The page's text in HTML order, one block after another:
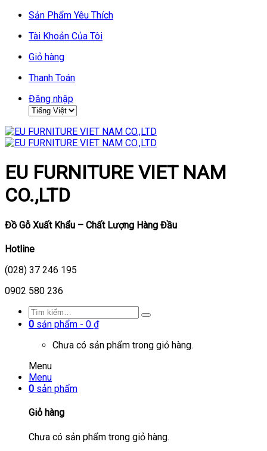
Skip
content
Sản Phẩm Yêu Thích
Tài Khoản Của Tôi
Giỏ hàng
Thanh Toán
Đăng nhập
EU FURNITURE VIET NAM
CO.,LTD
Đồ Gỗ Xuất Khẩu – Chất Lượng Hàng Đầu
Hotline
(028) 37 246 195
0902 580 236
0 sản phẩm - 0 ₫
Chưa có sản phẩm trong giỏ hàng.
Menu
Menu
0 sản phẩm
Giỏ hàng
Chưa có sản phẩm trong giỏ hàng.